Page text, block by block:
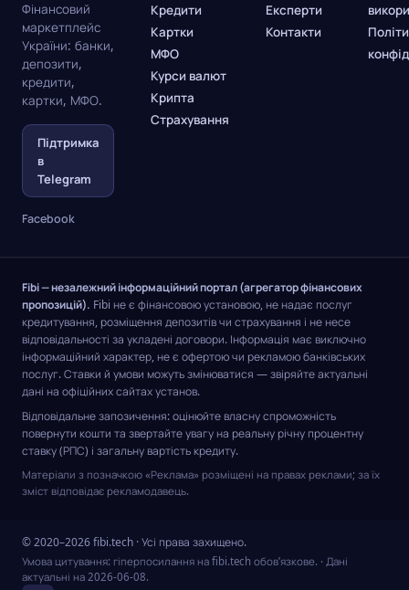
Фінансовий
маркетплейс
України: банки,
депозити,
кредити,
картки, МФО.
Підтримка
в
Telegram
Facebook
Кредити
Картки
МФО
Курси валют
Крипта
Страхування
Експерти
Контакти
Fibi — незалежний інформаційний портал (агрегатор фінансових
пропозицій). Fibi не є фінансовою установою, не надає послуг
кредитування, розміщення депозитів чи страхування і не несе
відповідальності за укладені договори. Інформація має виключно
інформаційний характер, не є офертою чи рекламою банківських
послуг. Ставки й умови можуть змінюватися — звіряйте актуальні
дані на офіційних сайтах установ.
Відповідальне запозичення: оцінюйте власну спроможність
повернути кошти та звертайте увагу на реальну річну процентну
ставку (РПС) і загальну вартість кредиту.
Матеріали з позначкою «Реклама» розміщені на правах реклами; за їх
зміст відповідає рекламодавець.
© 2020–2026 fibi.tech · Усі права захищено.
Умова цитування: гіперпосилання на fibi.tech обов’язкове. · Дані
актуальні на 2026-06-08.